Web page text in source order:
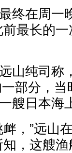
终在周一
最长的
山纯司称
部分，
艘日本海
，”远山
，这艘